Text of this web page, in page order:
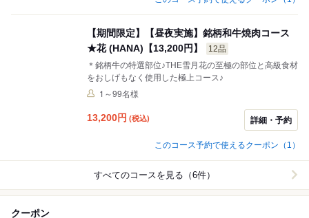
【期間限定】【昼夜実施】銘柄和牛焼肉コース
★花 (HANA)【13,200円】
12品
＊銘柄牛の特選部位♪THE雪月花の至極の部位と高級食材
をおしげもなく使用した極上コース♪
1～99名様
13,200円 (税込) 詳細・予約
このコース予約で使えるクーポン（1）
すべてのコースを見る（6件）
クーポン